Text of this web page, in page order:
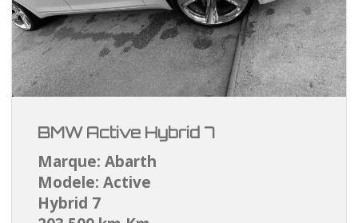
BMW Active Hybrid 7
Marque: Abarth
Modele: Active
Hybrid 7